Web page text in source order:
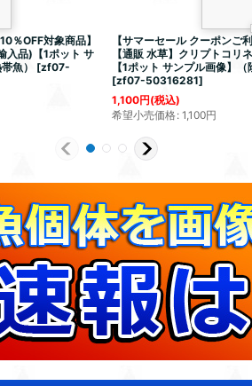
％OFF対象商品】
入品)【1ポット サ
魚）
[zf07-
【サマーセール クーポンご
【通販 水草】クリプトコリ
【1ポット サンプル画像】
[zf07-50316281]
1,100円(税込)
希望小売価格: 1,100円